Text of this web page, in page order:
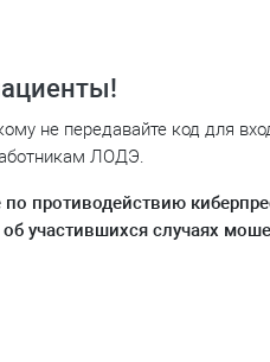
Details in our
allow YouTube
не передавайте код для
ЛОДЭ.
по противодействию
участившихся случаях